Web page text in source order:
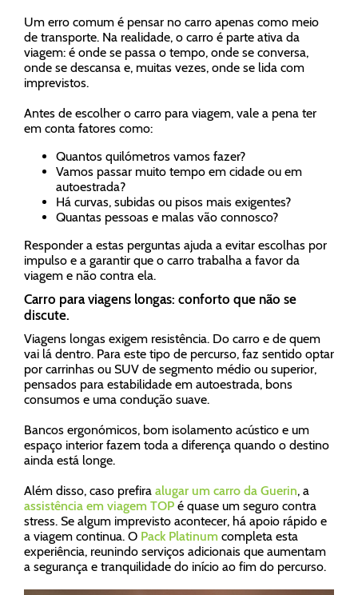
Um erro comum é pensar no carro apenas como meio
de transporte. Na realidade, o carro é parte ativa da
viagem: é onde se passa o tempo, onde se conversa,
onde se descansa e, muitas vezes, onde se lida com
imprevistos.
Antes de escolher o carro para viagem, vale a pena ter
em conta fatores como:
Quantos quilómetros vamos fazer?
Vamos passar muito tempo em cidade ou em
autoestrada?
Há curvas, subidas ou pisos mais exigentes?
Quantas pessoas e malas vão connosco?
Responder a estas perguntas ajuda a evitar escolhas por
impulso e a garantir que o carro trabalha a favor da
viagem e não contra ela.
Carro para viagens longas: conforto que não se
discute.
Viagens longas exigem resistência. Do carro e de quem
vai lá dentro. Para este tipo de percurso, faz sentido optar
por carrinhas ou SUV de segmento médio ou superior,
pensados para estabilidade em autoestrada, bons
consumos e uma condução suave.
Bancos ergonómicos, bom isolamento acústico e um
espaço interior fazem toda a diferença quando o destino
ainda está longe.
Além disso, caso prefira alugar um carro da Guerin, a
assistência em viagem TOP é quase um seguro contra
stress. Se algum imprevisto acontecer, há apoio rápido e
a viagem continua. O Pack Platinum completa esta
experiência, reunindo serviços adicionais que aumentam
a segurança e tranquilidade do início ao fim do percurso.